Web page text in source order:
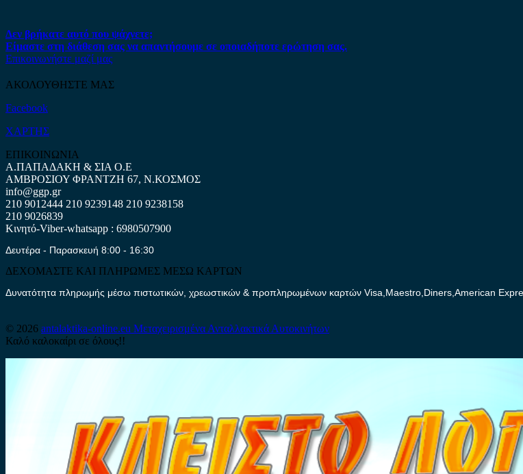
Δεν βρήκατε αυτό που ψάχνετε;
Είμαστε στη διάθεση σας να απαντήσουμε σε οποιαδήποτε ερώτηση σας.
Επικοινωνήστε μαζί μας
ΑΚΟΛΟΥΘΗΣΤΕ ΜΑΣ
Facebook
ΧΑΡΤΗΣ
ΕΠΙΚΟΙΝΩΝΙΑ
Α.ΠΑΠΑΔΑΚΗ & ΣΙΑ Ο.Ε
ΑΜΒΡΟΣΙΟΥ ΦΡΑΝΤΖΗ 67, Ν.ΚΟΣΜΟΣ
info@ggp.gr
210 9012444 210 9239148 210 9238158
210 9026839
Κινητό-Viber-whatsapp : 6980507900
Δευτέρα - Παρασκευή 8:00 - 16:30
ΔΕΧΟΜΑΣΤΕ ΚΑΙ ΠΛΗΡΩΜΕΣ ΜΕΣΩ ΚΑΡΤΩΝ
Δυνατότητα πληρωμής μέσω πιστωτικών, χρεωστικών & προπληρωμένων καρτών Visa,Maestro,Diners,American
© 2026 antalaktika-online.eu Μεταχειρισμένα Ανταλλακτικά Αυτοκινήτων
Καλό καλοκαίρι σε όλους!!